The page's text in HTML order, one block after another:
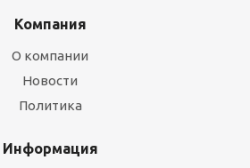
Компания
О компании
Новости
Политика
Информация